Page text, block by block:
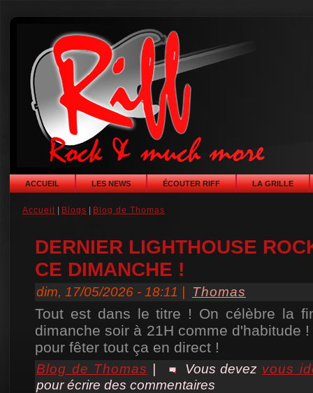
ACCUEIL LES NEWS ÉCOUTER RIFF LA GRILLE
Accueil Blogs Blog de Thomas
DERNIER LIGHTHOUSE
CE DIMANCHE !
dim, 17/05/2026 - 18:11 | Thomas
Tout est dans le titre ! On célèbre la
dimanche soir à 21H comme d'habitude
pour fêter tout ça en direct !
Blog de Thomas | Vous devez vous
pour écrire des commentaires